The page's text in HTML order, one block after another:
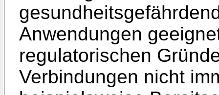
Anwendungen
regulatorischen
Verbindungen nicht